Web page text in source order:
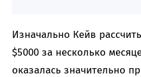
Изначально Кейв
$5000 за несколько
оказалась значительно